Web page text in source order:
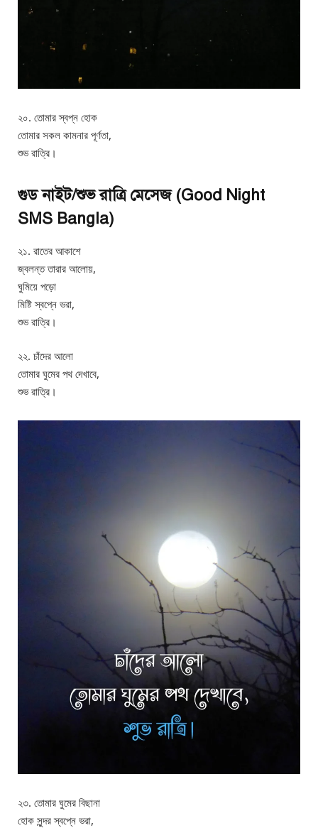
২০. তোমার স্বপ্ন হোক
তোমার সকল কামনার পূর্ণতা,
শুভ রাত্রি।
গুড নাইট/শুভ রাত্রি মেসেজ (Good Night
SMS Bangla)
২১. রাতের আকাশে
জ্বলন্ত তারার আলোয়,
ঘুমিয়ে পড়ো
মিষ্টি স্বপ্নে ভরা,
শুভ রাত্রি।
২২. চাঁদের আলো
তোমার ঘুমের পথ দেখাবে,
শুভ রাত্রি।
২৩. তোমার ঘুমের বিছানা
হোক সুন্দর স্বপ্নে ভরা,